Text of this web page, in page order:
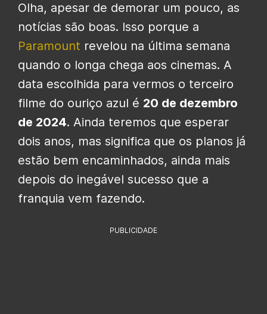
Olha, apesar de demorar um pouco, as
notícias são boas. Isso porque a
Paramount revelou na última semana
quando o longa chega aos cinemas. A
data escolhida para vermos o terceiro
filme do ouriço azul é 20 de dezembro
de 2024. Ainda teremos que esperar
dois anos, mas significa que os planos já
estão bem encaminhados, ainda mais
depois do inegável sucesso que a
franquia vem fazendo.
PUBLICIDADE